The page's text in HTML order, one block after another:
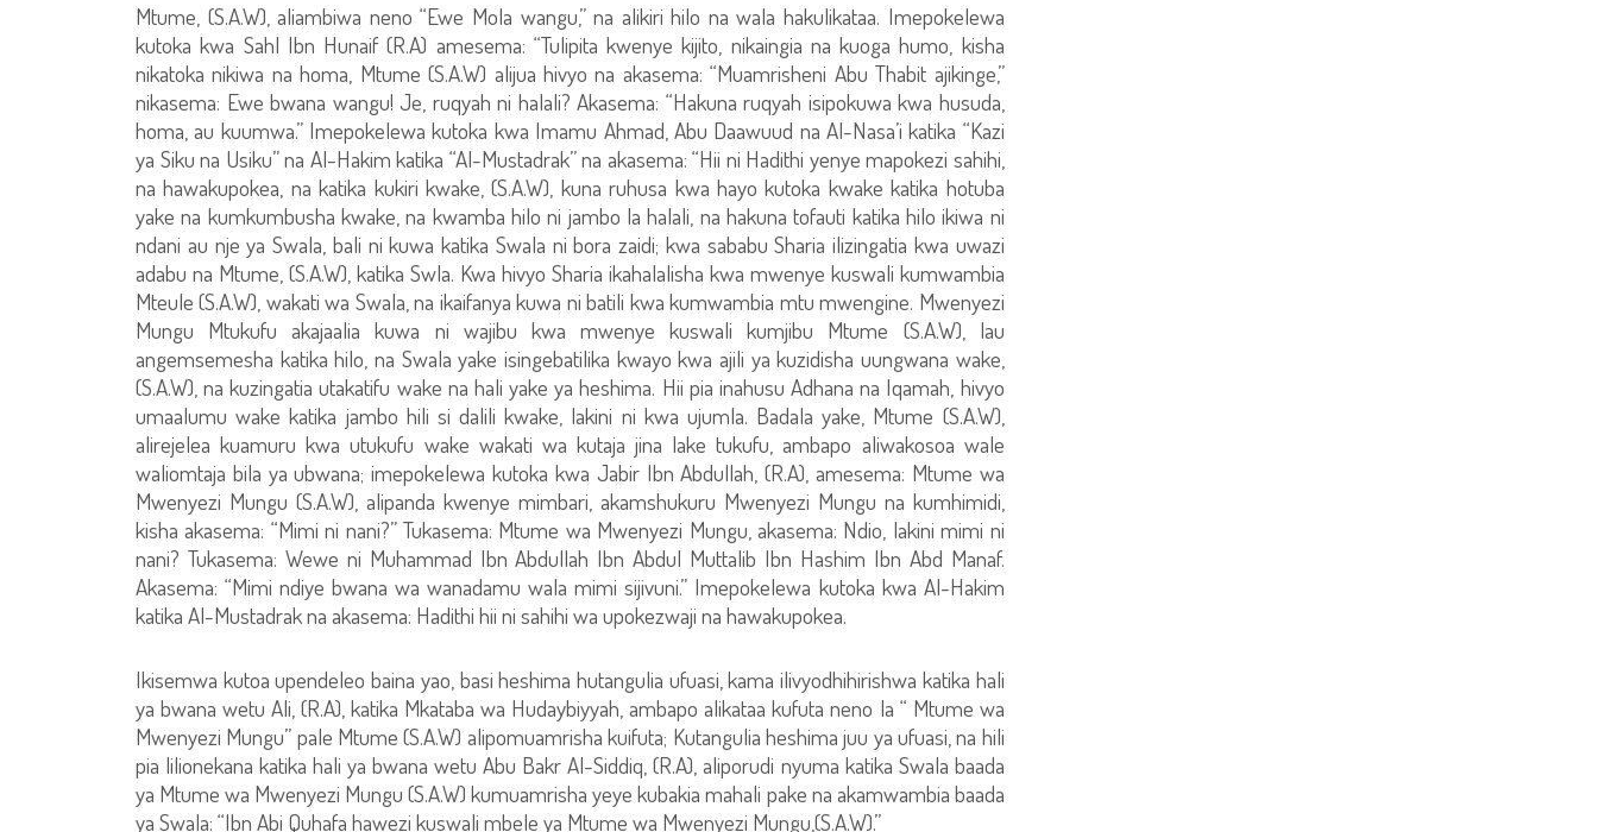
Mtume, (S.A.W), aliambiwa neno “Ewe Mola wangu,” na alikiri hilo na wala hakulikataa. Imepokelewa
kutoka kwa Sahl Ibn Hunaif (R.A) amesema: “Tulipita kwenye kijito, nikaingia na kuoga humo, kisha
nikatoka nikiwa na homa, Mtume (S.A.W) alijua hivyo na akasema: “Muamrisheni Abu Thabit ajikinge,”
nikasema: Ewe bwana wangu! Je, ruqyah ni halali? Akasema: “Hakuna ruqyah isipokuwa kwa husuda,
homa, au kuumwa.” Imepokelewa kutoka kwa Imamu Ahmad, Abu Daawuud na Al-Nasa’i katika “Kazi
ya Siku na Usiku” na Al-Hakim katika “Al-Mustadrak” na akasema: “Hii ni Hadithi yenye mapokezi sahihi,
na hawakupokea, na katika kukiri kwake, (S.A.W), kuna ruhusa kwa hayo kutoka kwake katika hotuba
yake na kumkumbusha kwake, na kwamba hilo ni jambo la halali, na hakuna tofauti katika hilo ikiwa ni
ndani au nje ya Swala, bali ni kuwa katika Swala ni bora zaidi; kwa sababu Sharia ilizingatia kwa uwazi
adabu na Mtume, (S.A.W), katika Swla. Kwa hivyo Sharia ikahalalisha kwa mwenye kuswali kumwambia
Mteule (S.A.W), wakati wa Swala, na ikaifanya kuwa ni batili kwa kumwambia mtu mwengine. Mwenyezi
Mungu Mtukufu akajaalia kuwa ni wajibu kwa mwenye kuswali kumjibu Mtume (S.A.W), lau
angemsemesha katika hilo, na Swala yake isingebatilika kwayo kwa ajili ya kuzidisha uungwana wake,
(S.A.W), na kuzingatia utakatifu wake na hali yake ya heshima. Hii pia inahusu Adhana na Iqamah, hivyo
umaalumu wake katika jambo hili si dalili kwake, lakini ni kwa ujumla. Badala yake, Mtume (S.A.W),
alirejelea kuamuru kwa utukufu wake wakati wa kutaja jina lake tukufu, ambapo aliwakosoa wale
waliomtaja bila ya ubwana; imepokelewa kutoka kwa Jabir Ibn Abdullah, (R.A), amesema: Mtume wa
Mwenyezi Mungu (S.A.W), alipanda kwenye mimbari, akamshukuru Mwenyezi Mungu na kumhimidi,
kisha akasema: “Mimi ni nani?” Tukasema: Mtume wa Mwenyezi Mungu, akasema: Ndio, lakini mimi ni
nani? Tukasema: Wewe ni Muhammad Ibn Abdullah Ibn Abdul Muttalib Ibn Hashim Ibn Abd Manaf.
Akasema: “Mimi ndiye bwana wa wanadamu wala mimi sijivuni.” Imepokelewa kutoka kwa Al-Hakim
katika Al-Mustadrak na akasema: Hadithi hii ni sahihi wa upokezwaji na hawakupokea.
Ikisemwa kutoa upendeleo baina yao, basi heshima hutangulia ufuasi, kama ilivyodhihirishwa katika hali
ya bwana wetu Ali, (R.A), katika Mkataba wa Hudaybiyyah, ambapo alikataa kufuta neno la “ Mtume wa
Mwenyezi Mungu” pale Mtume (S.A.W) alipomuamrisha kuifuta; Kutangulia heshima juu ya ufuasi, na hili
pia lilionekana katika hali ya bwana wetu Abu Bakr Al-Siddiq, (R.A), aliporudi nyuma katika Swala baada
ya Mtume wa Mwenyezi Mungu (S.A.W) kumuamrisha yeye kubakia mahali pake na akamwambia baada
ya Swala: “Ibn Abi Quhafa hawezi kuswali mbele ya Mtume wa Mwenyezi Mungu,(S.A.W).”